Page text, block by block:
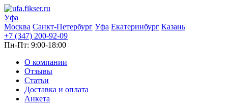
Уфа
Москва Санкт-Петербург Уфа Екатеринбург Казань
+7 (347) 200-92-09
Пн-Пт: 9:00-18:00
О компании
Отзывы
Статьи
Доставка и оплата
Анкета